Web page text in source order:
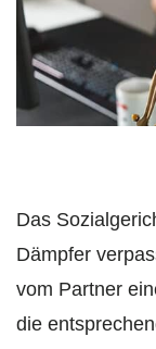
Das
Dämpfer
vom Partner
die